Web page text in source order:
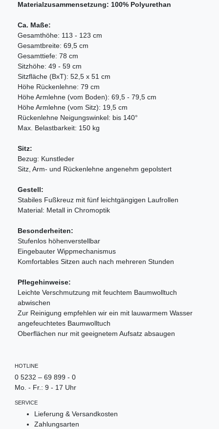
Materialzusammensetzung: 100% Polyurethan
Ca. Maße:
Gesamthöhe: 113 - 123 cm
Gesamtbreite: 69,5 cm
Gesamttiefe: 78 cm
Sitzhöhe: 49 - 59 cm
Sitzfläche (BxT): 52,5 x 51 cm
Höhe Rückenlehne: 79 cm
Höhe Armlehne (vom Boden): 69,5 - 79,5 cm
Höhe Armlehne (vom Sitz): 19,5 cm
Rückenlehne Neigungswinkel: bis 140°
Max. Belastbarkeit: 150 kg
Sitz:
Bezug: Kunstleder
Sitz, Arm- und Rückenlehne angenehm gepolstert
Gestell:
Stabiles Fußkreuz mit fünf leichtgängigen Laufrollen
Material: Metall in Chromoptik
Besonderheiten:
Stufenlos höhenverstellbar
Eingebauter Wippmechanismus
Komfortables Sitzen auch nach mehreren Stunden
Pflegehinweise:
Leichte Verschmutzung mit feuchtem Baumwolltuch
abwischen
Zur Reinigung empfehlen wir ein mit lauwarmem Wasser
angefeuchtetes Baumwolltuch
Oberflächen nur mit geeignetem Aufsatz absaugen
HOTLINE
0 5232 – 69 899 - 0
Mo. - Fr.: 9 - 17 Uhr
SERVICE
Lieferung & Versandkosten
Zahlungsarten